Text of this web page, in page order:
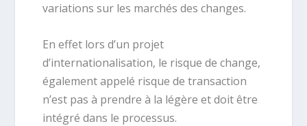
variations sur les marchés des changes.
En effet lors d’un projet
d’internationalisation, le risque de change,
également appelé risque de transaction
n’est pas à prendre à la légère et doit être
intégré dans le processus.